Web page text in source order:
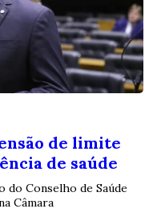
de limite
de saúde
do Conselho de Saúde
Câmara